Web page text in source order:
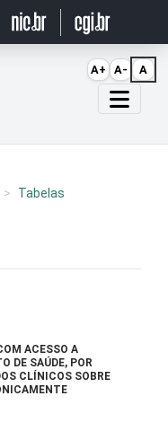
Tabelas
ACESSO A
DE SAÚDE, POR
CLÍNICOS SOBRE
A+ A- A